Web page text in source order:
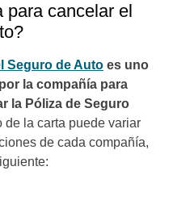
para cancelar el
Seguro de Auto es uno
la compañía para
la Póliza de Seguro
de la carta puede variar
de cada compañía,